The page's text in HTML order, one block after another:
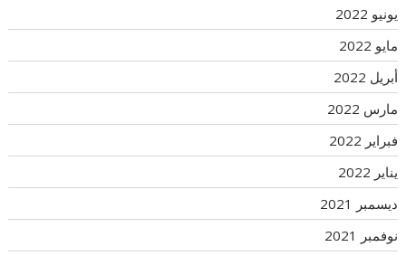
يونيو 2022
مايو 2022
أبريل 2022
مارس 2022
فبراير 2022
يناير 2022
ديسمبر 2021
نوفمبر 2021